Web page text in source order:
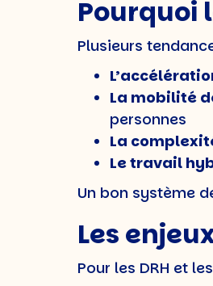
Pourquoi
Plusieurs
La mobilité
personnes
La
Le travail
Un bon système
Les
Pour les DRH et